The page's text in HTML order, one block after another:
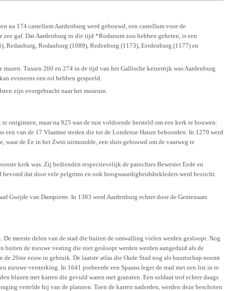
na 174 castellum Aardenburg werd gebouwd, een castellum voor de
gaf. Dat Aardenburg in die tijd *Rodanum zou hebben geheten, is een
Rodanburg (1089), Redenborg (1173), Eerdenburg (1177) en
Tussen 260 en 274 in de tijd van het Gallische keizerrijk was Aardenburg
eveneens een rol hebben gespeeld.
zijn overgebracht naar het museum.
ontginnen, maar na 925 was de rust voldoende hersteld om een kerk te bouwen:
van de 17 Vlaamse steden die tot de Londense Hanze behoorden. In 1279 werd
de Ee in het Zwin uitmondde, een sluis gebouwd om de vaarweg te
kerk was. Zij bedienden respectievelijk de parochies Bewester Eede en
dat door vele pelgrims en ook hoogwaardigheidsbekleders werd bezocht.
Gwijde van Dampierre. In 1383 werd Aardenburg echter door de Gentenaars
De meeste delen van de stad die buiten de omwalling vielen werden gesloopt. Nog
de nieuwe vesting die niet gesloopt werden werden aangeduid als de
20ste eeuw in gebruik. De laatste atlas die Oude Stad nog als buurtschap noemt
nieuwe versterking. In 1641 probeerde een Spaans leger de stad met een list in te
blazen met karren die gevuld waren met granaten. Een soldaat trof echter daags
vertelde hij van de plannen. Toen de karren naderden, werden deze beschoten